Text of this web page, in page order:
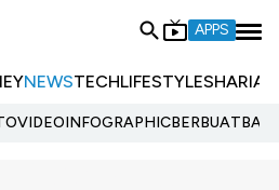
APPS
NEWSTECHLIFESTYLESHARIA
VIDEOINFOGRAPHIC